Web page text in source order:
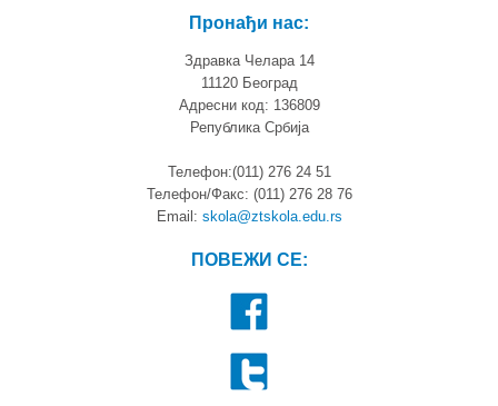
Пронађи нас:
Здравка Челара 14
11120 Београд
Адресни код: 136809
Република Србија
Телефон:(011) 276 24 51
Телефон/Факс: (011) 276 28 76
Email: skola@ztskola.edu.rs
ПОВЕЖИ СЕ: